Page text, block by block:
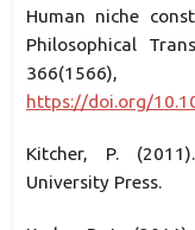
Human niche
Philosophical
https://doi.org/
Kitcher, P.
University Press.